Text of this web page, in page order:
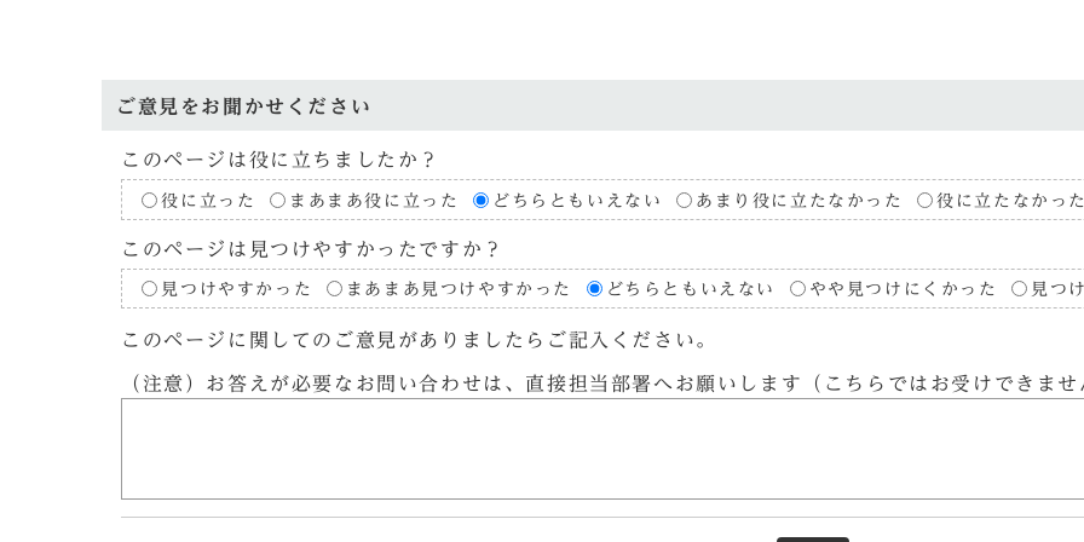
ご意見をお聞かせください
このページは役に立ちましたか？
役に立った まあまあ役に立った どちらともいえない あまり役に立たなかった 役に立たなかった
このページは見つけやすかったですか？
見つけやすかった まあまあ見つけやすかった どちらともいえない やや見つけにくかった 見つ
このページに関してのご意見がありましたらご記入ください。
（注意）お答えが必要なお問い合わせは、直接担当部署へお願いします（こちらではお受けできませ